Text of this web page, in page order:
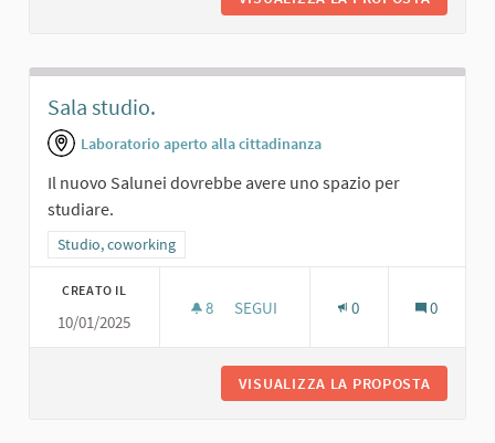
Sala studio.
Laboratorio aperto alla cittadinanza
Il nuovo Salunei dovrebbe avere uno spazio per
studiare.
Filtra i risultati per categoria: Studio, coworking
Studio, coworking
CREATO IL
10/01/2025
8 8 SOSTENITORI
SEGUI 0 0
VISUALIZZA LA PROPOSTA